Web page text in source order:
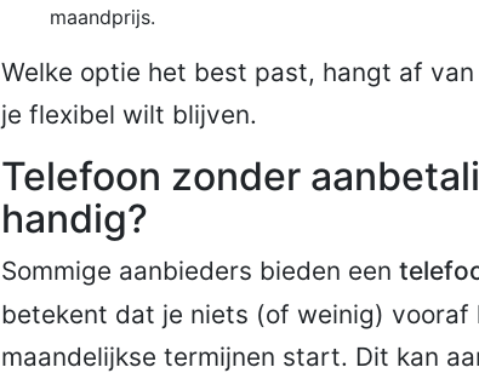
maandprijs.
Welke optie het best past, hangt af
je flexibel wilt blijven.
Telefoon zonder
handig?
Sommige aanbieders bieden een
betekent dat je niets (of weinig)
maandelijkse termijnen start. Dit kan